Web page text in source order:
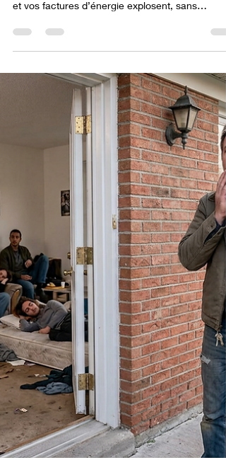
Vous avez loué un logement sur la foi d’un
diagnostic de performance énergétique
annoncées. Depuis le 1er juillet 2021, le DPE est
opposable : il n’est plus un simple document
d’information, et un locataire peut obtenir
réparation lorsque le classement énergétique
s’avère faux. Le Cabinet Morer vient d’en faire la
démonstration devant le tribunal judiciaire de
Toulouse : par un jugement